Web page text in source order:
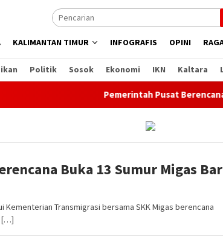
KALIMANTAN TIMUR INFOGRAFIS OPINI
Politik Sosok Ekonomi IKN Kaltara
Pemerintah Pusat Berencana Buka
Buka 13 Sumur Migas
Kementerian Transmigrasi bersama SKK Migas berencana
[…]